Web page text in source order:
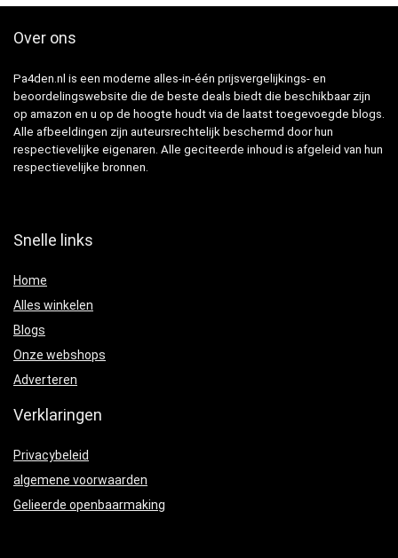
Over ons
Pa4den.nl is een moderne alles-in-één prijsvergelijkings- en
beoordelingswebsite die de beste deals biedt die beschikbaar zijn
op amazon en u op de hoogte houdt via de laatst toegevoegde blogs.
Alle afbeeldingen zijn auteursrechtelijk beschermd door hun
respectievelijke eigenaren. Alle geciteerde inhoud is afgeleid van hun
respectievelijke bronnen.
Snelle links
Home
Alles winkelen
Blogs
Onze webshops
Adverteren
Verklaringen
Privacybeleid
algemene voorwaarden
Gelieerde openbaarmaking